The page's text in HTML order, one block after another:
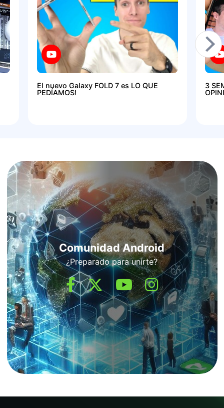
El nuevo Galaxy FOLD 7 es LO QUE
PEDÍAMOS!
3
Comunidad Android
¿Preparado para unirte?